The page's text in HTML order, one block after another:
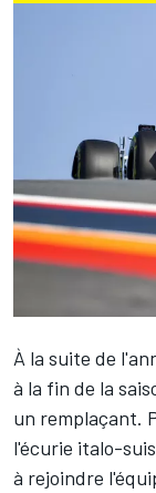
À la suite de
à la fin de la
un remplaçant.
l'écurie italo-
à rejoindre